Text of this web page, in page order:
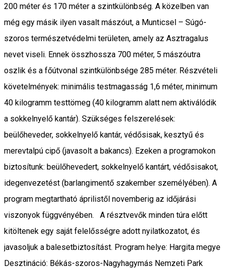
200 méter és 170 méter a szintkülönbség. A közelben van
még egy másik ilyen vasalt mászóut, a Munticsel – Súgó-
szoros természetvédelmi területen, amely az Asztragalus
nevet viseli. Ennek összhossza 700 méter, 5 mászóutra
oszlik és a főútvonal szintkülönbsége 285 méter. Részvételi
követelmények: minimális testmagasság 1,6 méter, minimum
40 kilogramm testtömeg (40 kilogramm alatt nem aktiválódik
a sokkelnyelő kantár). Szükséges felszerelések:
beülőheveder, sokkelnyelő kantár, védősisak, kesztyű és
merevtalpú cipő (javasolt a bakancs). Ezeken a programokon
biztosítunk: beülőhevedert, sokkelnyelő kantárt, védősisakot,
idegenvezetést (barlangimentő szakember személyében). A
program megtartható áprilistől novemberig az időjárási
viszonyok függvényében. A résztvevők minden túra előtt
kitöltenek egy saját felelősségre adott nyilatkozatot, és
javasoljuk a balesetbiztosítást. Program helye: Hargita megye
Desztináció: Békás-szoros-Nagyhagymás Nemzeti Park